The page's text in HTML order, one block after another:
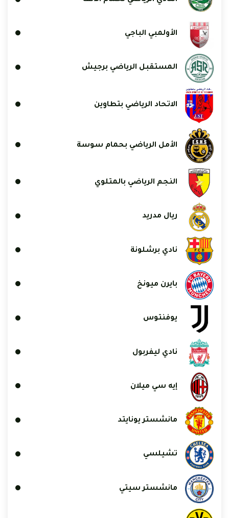
الأولمبي الباجي
المستقبل الرياضي برجيش
الاتحاد الرياضي بتطاوين
الأمل الرياضي بحمام سوسة
النجم الرياضي بالمتلوي
ريال مدريد
نادي برشلونة
بايرن ميونخ
يوفنتوس
نادي ليفربول
إيه سي ميلان
مانشستر يونايتد
تشيلسي
مانشستر سيتي